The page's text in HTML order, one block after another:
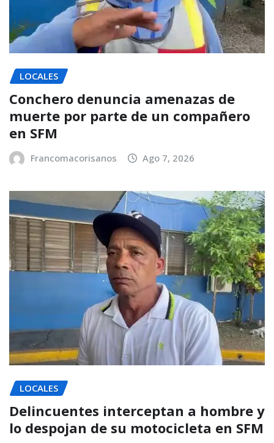
LOCALES
Conchero denuncia amenazas de
muerte por parte de un compañero
en SFM
Francomacorisanos Ago 7, 2026
LOCALES
Delincuentes interceptan a hombre y
lo despojan de su motocicleta en SFM